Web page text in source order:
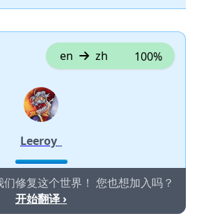
en zh 100%
Leeroy_
修复这个世界！ 您也想加入吗？
开始翻译 ›